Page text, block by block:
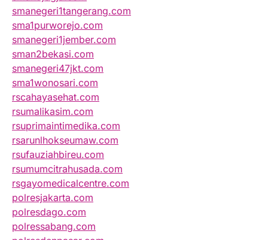
smanegeri1tangerang.com
sma1purworejo.com
smanegeri1jember.com
sman2bekasi.com
smanegeri47jkt.com
sma1wonosari.com
rscahayasehat.com
rsumalikasim.com
rsuprimaintimedika.com
rsarunlhokseumaw.com
rsufauziahbireu.com
rsumumcitrahusada.com
rsgayomedicalcentre.com
polresjakarta.com
polresdago.com
polressabang.com